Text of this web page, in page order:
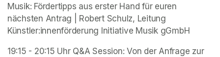
Musik: Fördertipps aus erster Hand für euren
nächsten Antrag | Robert Schulz, Leitung
Künstler:innenförderung Initiative Musik gGmbH
19:15 - 20:15 Uhr Q&A Session: Von der Anfrage zur